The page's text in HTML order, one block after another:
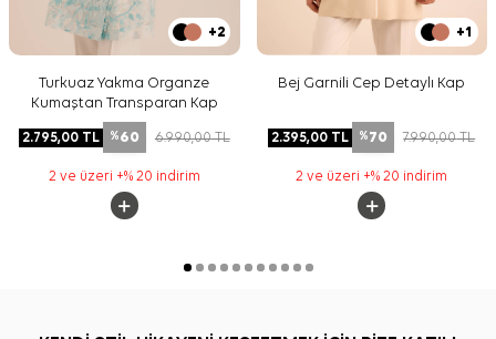
+2
Turkuaz Yakma Organze
Kumaştan Transparan Kap
2.795,00TL %60 6.990,00TL
2 ve üzeri +% 20 indirim
+1
Bej Garnili Cep Detaylı Kap
2.395,00 TL %70 7.990,00TL
2 ve üzeri +% 20 indirim